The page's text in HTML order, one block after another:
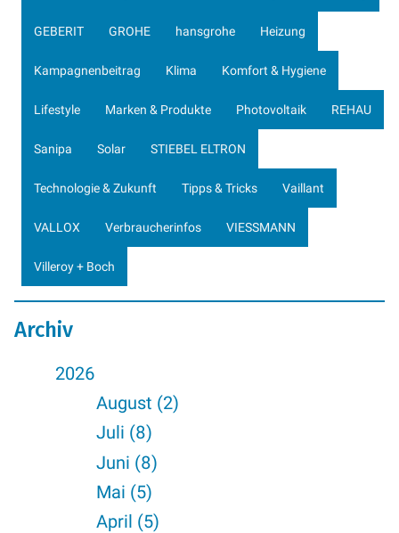
GEBERIT GROHE hansgrohe Heizung
Kampagnenbeitrag Klima Komfort & Hygiene
Lifestyle Marken & Produkte Photovoltaik REHAU
Sanipa Solar STIEBEL ELTRON
Technologie & Zukunft Tipps & Tricks Vaillant
VALLOX Verbraucherinfos VIESSMANN
Villeroy + Boch
Archiv
2026
August (2)
Juli (8)
Juni (8)
Mai (5)
April (5)